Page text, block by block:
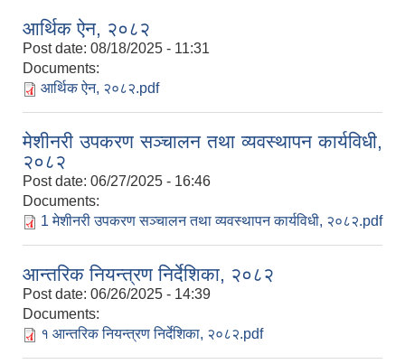
आर्थिक ऐन, २०८२
Post date: 08/18/2025 - 11:31
Documents:
आर्थिक ऐन, २०८२.pdf
मेशीनरी उपकरण सञ्चालन तथा व्यवस्थापन कार्यविधी,
२०८२
Post date: 06/27/2025 - 16:46
Documents:
1 मेशीनरी उपकरण सञ्चालन तथा व्यवस्थापन कार्यविधी, २०८२.pdf
आन्तरिक नियन्त्रण निर्देशिका, २०८२
Post date: 06/26/2025 - 14:39
Documents:
१ आन्तरिक नियन्त्रण निर्देशिका, २०८२.pdf